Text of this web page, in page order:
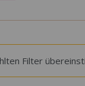
Sie
Filter